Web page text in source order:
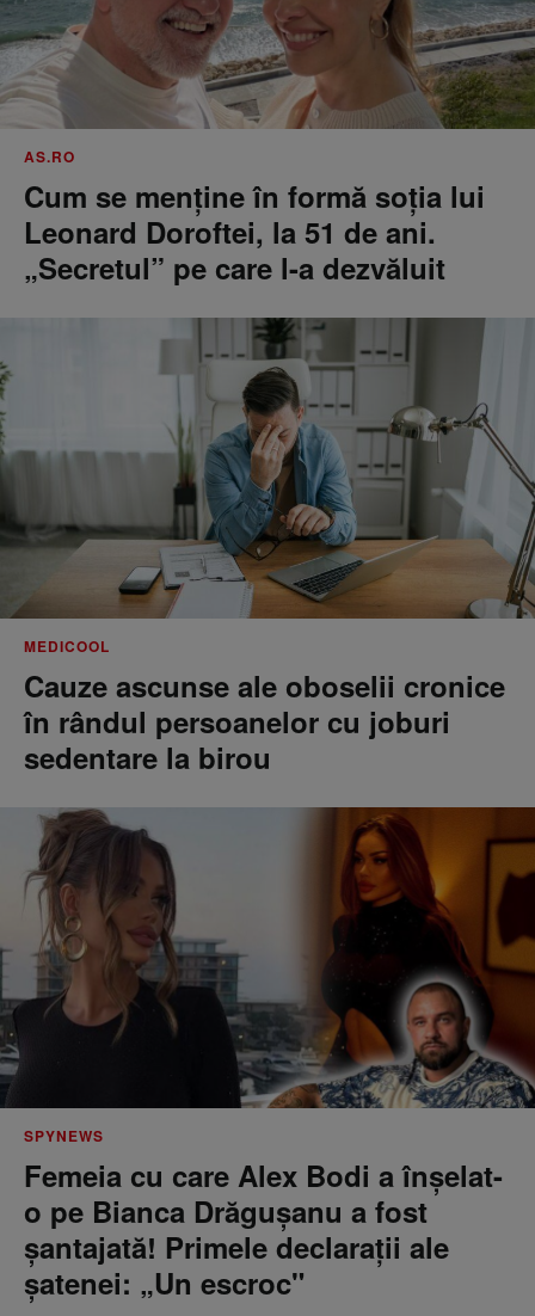
AS.RO
Cum se menţine în formă soţia lui
Leonard Doroftei, la 51 de ani.
„Secretul” pe care l-a dezvăluit
MEDICOOL
Cauze ascunse ale oboselii cronice
în rândul persoanelor cu joburi
sedentare la birou
SPYNEWS
Femeia cu care Alex Bodi a înșelat-
o pe Bianca Drăgușanu a fost
șantajată! Primele declarații ale
șatenei: „Un escroc"